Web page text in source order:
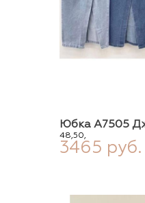
Юбка А7505
48,50,
3465 руб.